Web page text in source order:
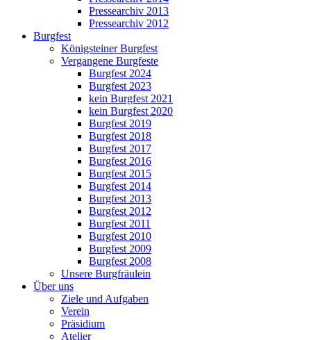
Pressearchiv 2013
Pressearchiv 2012
Burgfest
Königsteiner Burgfest
Vergangene Burgfeste
Burgfest 2024
Burgfest 2023
kein Burgfest 2021
kein Burgfest 2020
Burgfest 2019
Burgfest 2018
Burgfest 2017
Burgfest 2016
Burgfest 2015
Burgfest 2014
Burgfest 2013
Burgfest 2012
Burgfest 2011
Burgfest 2010
Burgfest 2009
Burgfest 2008
Unsere Burgfräulein
Über uns
Ziele und Aufgaben
Verein
Präsidium
Atelier